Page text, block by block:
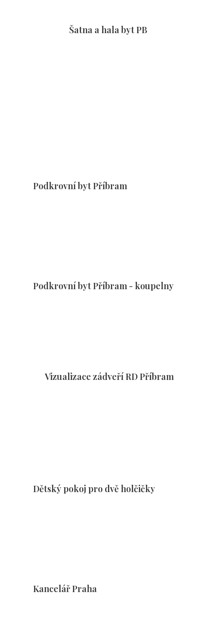
Šatna a hala byt PB
Podkrovní byt Příbram
Podkrovní byt Příbram - koupelny
Vizualizace zádveří RD Příbram
Dětský pokoj pro dvě holčičky
Kancelář Praha